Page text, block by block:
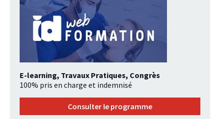
E-learning, Travaux Pratiques, Congrès
100% pris en charge et indemnisé
Consulter le programme